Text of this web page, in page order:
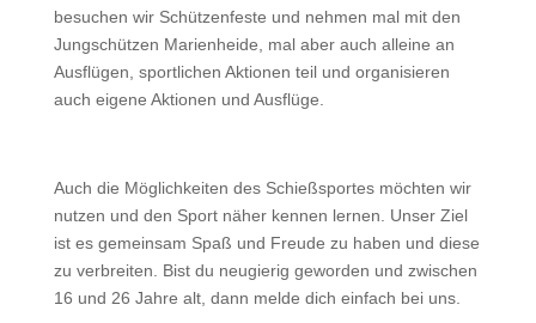
besuchen wir Schützenfeste und nehmen mal mit den
Jungschützen Marienheide, mal aber auch alleine an
Ausflügen, sportlichen Aktionen teil und organisieren
auch eigene Aktionen und Ausflüge.
Auch die Möglichkeiten des Schießsportes möchten wir
nutzen und den Sport näher kennen lernen. Unser Ziel
ist es gemeinsam Spaß und Freude zu haben und diese
zu verbreiten. Bist du neugierig geworden und zwischen
16 und 26 Jahre alt, dann melde dich einfach bei uns.